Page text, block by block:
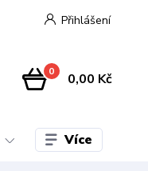
Přihlášení
0 0,00 Kč
Více